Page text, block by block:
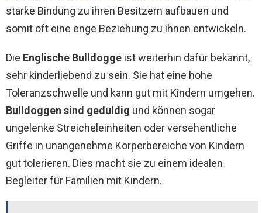
starke Bindung zu ihren Besitzern aufbauen und
somit oft eine enge Beziehung zu ihnen entwickeln.
Die Englische Bulldogge ist weiterhin dafür bekannt,
sehr kinderliebend zu sein. Sie hat eine hohe
Toleranzschwelle und kann gut mit Kindern umgehen.
Bulldoggen sind geduldig und können sogar
ungelenke Streicheleinheiten oder versehentliche
Griffe in unangenehme Körperbereiche von Kindern
gut tolerieren. Dies macht sie zu einem idealen
Begleiter für Familien mit Kindern.